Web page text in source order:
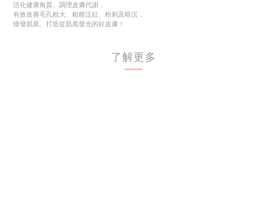
活化健康角質、調理皮膚代謝，
有效改善毛孔粗大、粗糙泛紅、粉刺及暗沉，
煥發肌底、打造從肌底發光的好皮膚！​
了解更多